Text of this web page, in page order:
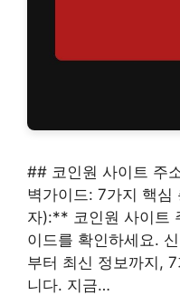
## 코인원 사이트 주
벽가이드: 7가지 핵
자):** 코인원 사이트
이드를 확인하세요.
부터 최신 정보까지,
니다. 지금…